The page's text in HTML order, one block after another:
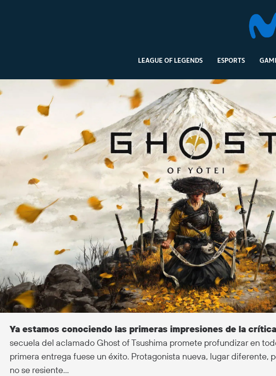
LEAGUE OF LEGENDS ESPORTS
Ya estamos conociendo las primeras impresiones de la
secuela del aclamado Ghost of Tsushima promete profundizar en
primera entrega fuese un éxito. Protagonista nueva, lugar diferente,
no se resiente…